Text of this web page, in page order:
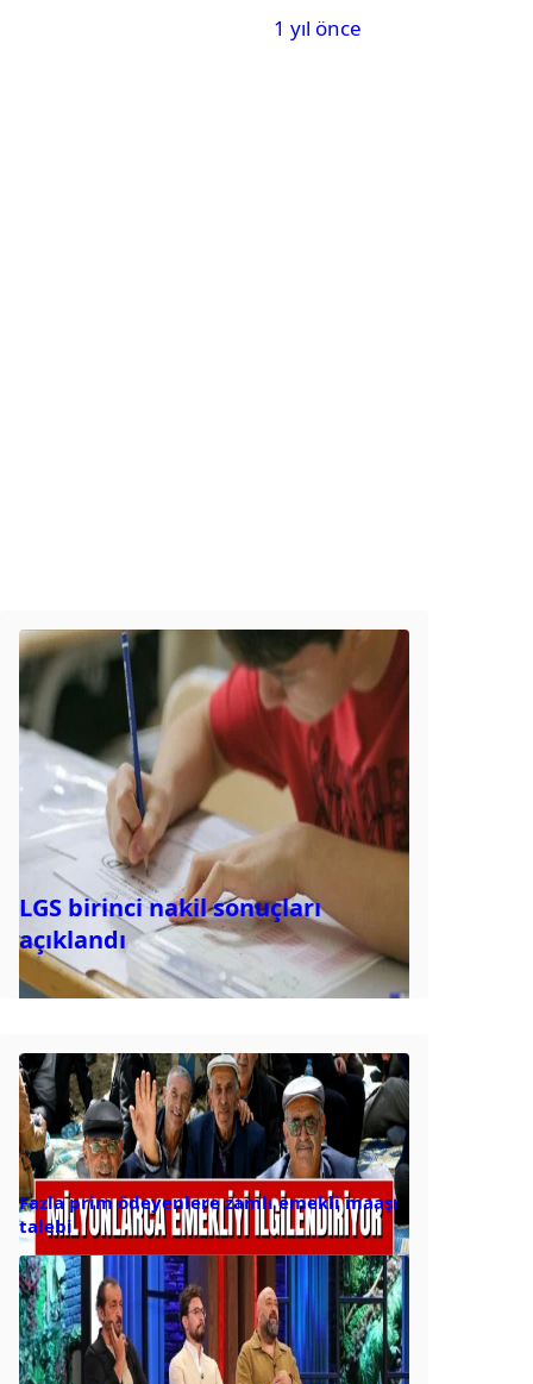
Gündemde
1 yıl önce
LGS birinci nakil sonuçları
açıklandı
Fazla prim ödeyenlere zamlı emekli maaşı
talebi